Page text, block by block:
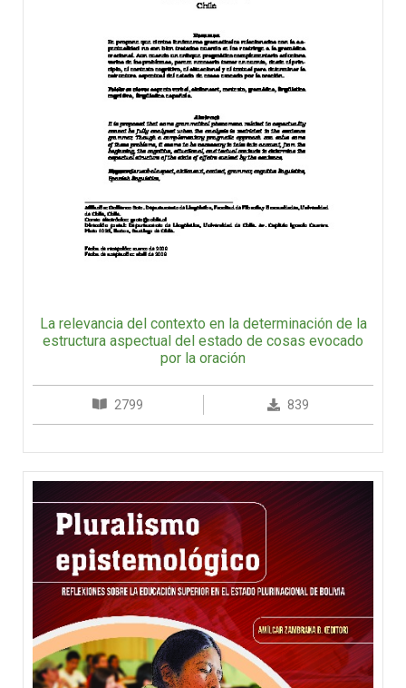
La relevancia del contexto en la determinación de la
estructura aspectual del estado de cosas evocado
por la oración
2799 839